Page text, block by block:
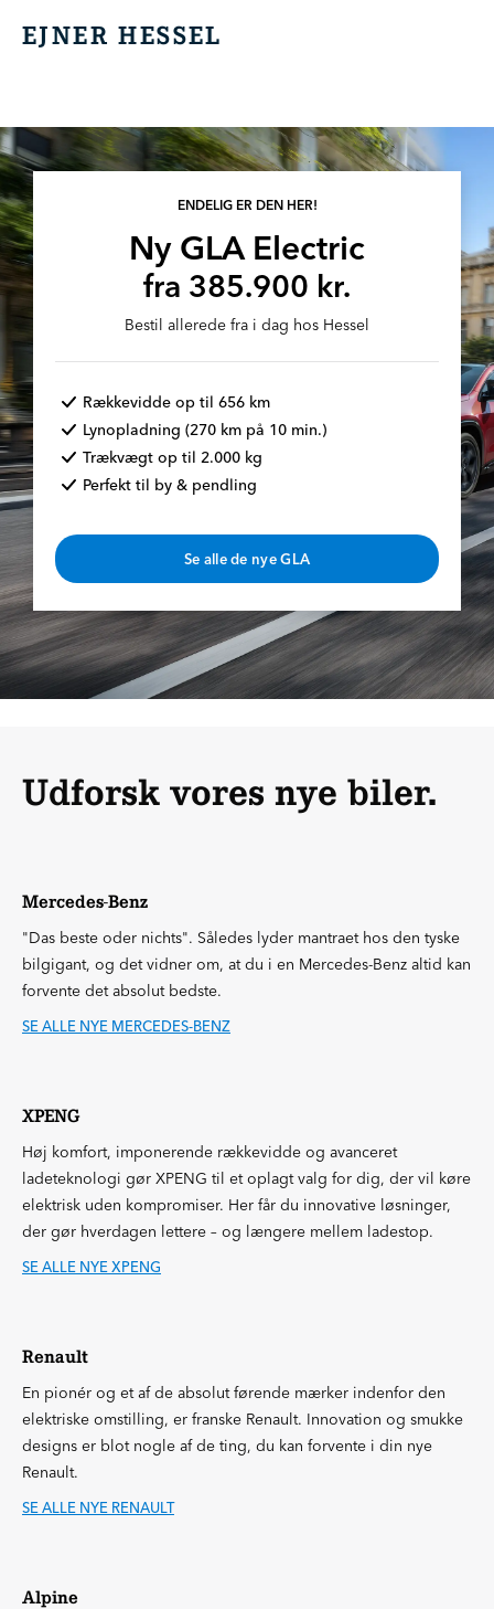
EJNER HESSEL
EJNER HESSEL
ENDELIG ER DEN HER!
Ny GLA Electric
fra 385.900 kr.
Bestil allerede fra i dag hos Hessel
Rækkevidde op til 656 km
Lynopladning (270 km på 10 min.)
Trækvægt op til 2.000 kg
Perfekt til by & pendling
Se alle de nye GLA
Udforsk vores nye biler.
Mercedes-Benz
"Das beste oder nichts". Således lyder mantraet hos den tyske
bilgigant, og det vidner om, at du i en Mercedes-Benz altid kan
forvente det absolut bedste.
SE ALLE NYE MERCEDES-BENZ
XPENG
Høj komfort, imponerende rækkevidde og avanceret
ladeteknologi gør XPENG til et oplagt valg for dig, der vil køre
elektrisk uden kompromiser. Her får du innovative løsninger,
der gør hverdagen lettere – og længere mellem ladestop.
SE ALLE NYE XPENG
Renault
En pionér og et af de absolut førende mærker indenfor den
elektriske omstilling, er franske Renault. Innovation og smukke
designs er blot nogle af de ting, du kan forvente i din nye
Renault.
SE ALLE NYE RENAULT
Alpine